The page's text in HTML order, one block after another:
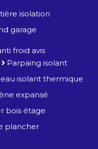
isolation
garage
froid avis
Parpaing isolant
isolant thermique
expansé
bois étage
plancher